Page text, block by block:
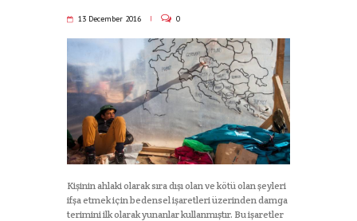
13 December 2016 0
Kişinin ahlaki olarak sıra dışı olan ve kötü olan şeyleri
ifşa etmek için bedensel işaretleri üzerinden damga
terimini ilk olarak yunanlar kullanmıştır. Bu işaretler